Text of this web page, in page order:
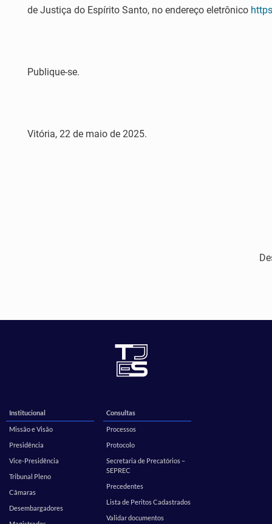
de Justiça do Espírito Santo, no endereço eletrônico
Publique-se.
Vitória, 22 de maio de 2025.
Institucional
Missão e Visão
Presidência
Vice-Presidência
Tribunal Pleno
Câmaras
Desembargadores
Consultas
Processos
Protocolo
Secretaria de Precatórios –
SEPREC
Precedentes
Lista de Peritos Cadastrados
Validar documentos